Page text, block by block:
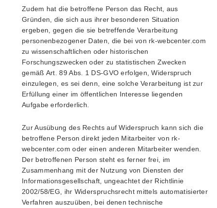
Zudem hat die betroffene Person das Recht, aus
Gründen, die sich aus ihrer besonderen Situation
ergeben, gegen die sie betreffende Verarbeitung
personenbezogener Daten, die bei von rk-webcenter.com
zu wissenschaftlichen oder historischen
Forschungszwecken oder zu statistischen Zwecken
gemäß Art. 89 Abs. 1 DS-GVO erfolgen, Widerspruch
einzulegen, es sei denn, eine solche Verarbeitung ist zur
Erfüllung einer im öffentlichen Interesse liegenden
Aufgabe erforderlich.
Zur Ausübung des Rechts auf Widerspruch kann sich die
betroffene Person direkt jeden Mitarbeiter von rk-
webcenter.com oder einen anderen Mitarbeiter wenden.
Der betroffenen Person steht es ferner frei, im
Zusammenhang mit der Nutzung von Diensten der
Informationsgesellschaft, ungeachtet der Richtlinie
2002/58/EG, ihr Widerspruchsrecht mittels automatisierter
Verfahren auszuüben, bei denen technische